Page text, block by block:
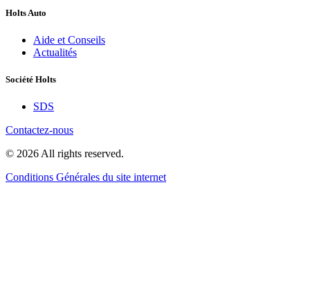
Holts Auto
Aide et Conseils
Actualités
Société Holts
SDS
Contactez-nous
© 2026 All rights reserved.
Conditions Générales du site internet